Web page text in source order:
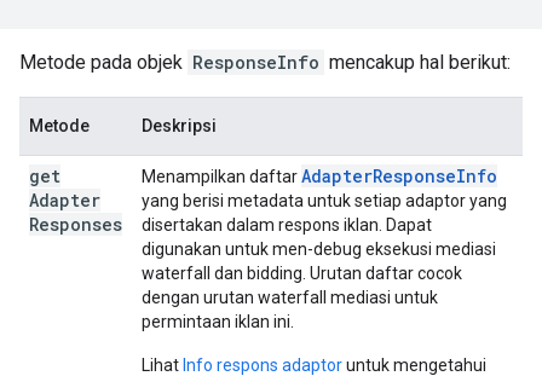
Metode pada objek ResponseInfo mencakup hal berikut:
Metode Deskripsi
get
Adapter
Responses
Menampilkan daftarAdapterResponseInfo
yang berisi metadata untuk setiap adaptor yang
disertakan dalam respons iklan. Dapat
digunakan untuk men-debug eksekusi mediasi
waterfall dan bidding. Urutan daftar cocok
dengan urutan waterfall mediasi untuk
permintaan iklan ini.
Lihat Info respons adaptoruntuk mengetahui